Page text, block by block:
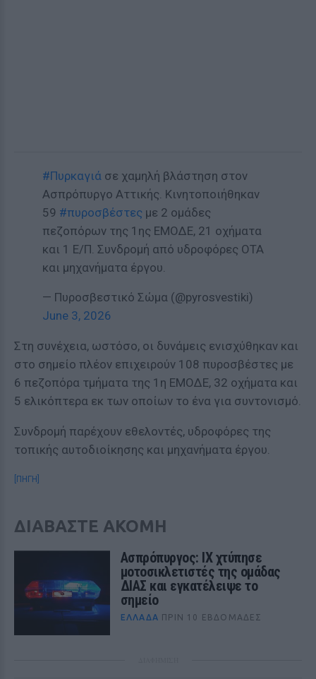
#Πυρκαγιά σε χαμηλή βλάστηση στον
Ασπρόπυργο Αττικής. Κινητοποιήθηκαν
59 #πυροσβέστες με 2 ομάδες
πεζοπόρων της 1ης ΕΜΟΔΕ, 21 οχήματα
και 1 Ε/Π. Συνδρομή από υδροφόρες ΟΤΑ
και μηχανήματα έργου.
— Πυροσβεστικό Σώμα (@pyrosvestiki)
June 3, 2026
Στη συνέχεια, ωστόσο, οι δυνάμεις ενισχύθηκαν και
στο σημείο πλέον επιχειρούν 108 πυροσβέστες με
6 πεζοπόρα τμήματα της 1η ΕΜΟΔΕ, 32 οχήματα και
5 ελικόπτερα εκ των οποίων το ένα για συντονισμό.
Συνδρομή παρέχουν εθελοντές, υδροφόρες της
τοπικής αυτοδιοίκησης και μηχανήματα έργου.
[ΠΗΓΗ]
ΔΙΑΒΑΣΤΕ ΑΚΟΜΗ
Ασπρόπυργος: ΙΧ χτύπησε
μοτοσικλετιστές της ομάδας
ΔΙΑΣ και εγκατέλειψε το
σημείο
ΕΛΛΆΔΑ ΠΡΙΝ 10 ΕΒΔΟΜΆΔΕΣ